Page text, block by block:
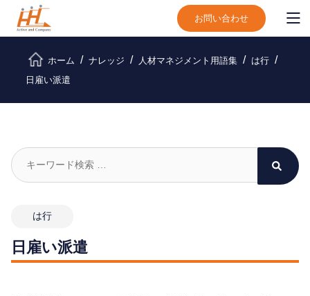
お問い合わせ
ホーム ナレッジ 人材マネジメント用語集
は行
日雇い派遣
は行
日雇い派遣